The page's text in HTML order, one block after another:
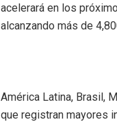
acelerará en los
alcanzando más de
América Latina, Brasil,
que registran mayores